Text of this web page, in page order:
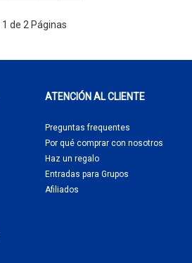
1 de 2 Páginas
ATENCIÓN AL CLIENTE
Preguntas frequentes
Por qué comprar con nosotros
Haz un regalo
Entradas para Grupos
Afiliados